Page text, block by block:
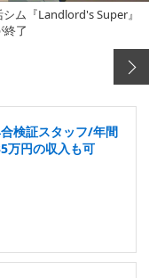
ム『Landlord's Super』
了
検証スタッフ/年間
万円の収入も可